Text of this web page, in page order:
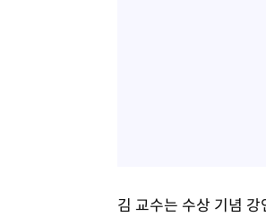
김 교수는 수상 기념